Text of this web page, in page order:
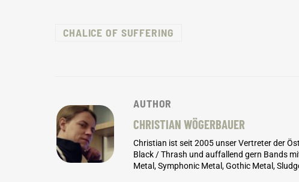
CHALICE OF SUFFERING
AUTHOR
CHRISTIAN WÖGERBAUER
Christian ist seit 2005 unser Vertreter der
Black / Thrash und auffallend gern Bands
Metal, Symphonic Metal, Gothic Metal,